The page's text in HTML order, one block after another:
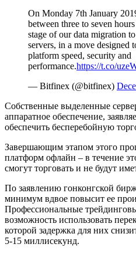
On Monday 7th January
between three to seven
stage of our data migration
servers, in a move designed
platform speed, security and
performance.https://t.co/
— Bitfinex (@bitfinex)
Собственные выделенные
аппаратное обеспечение,
обеспечить бесперебойную
Завершающим этапом этого
платформ офлайн – в течение
смогут торговать и не будут
По заявлению гонконгской
минимум вдвое повысит ее
Профессиональные
возможность использовать
которой задержка для них
5-15 миллисекунд.